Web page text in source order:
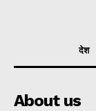
देश
About us